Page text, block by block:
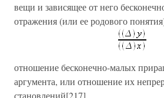
вещи и зависящее от него
отражения (или ее родового
отношение бесконечно-малых
аргумента, или отношение их
становлений[217]